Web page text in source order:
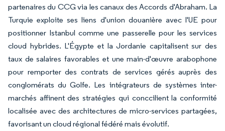
partenaires du CCG via les canaux des Accords d'Abraham. La
Turquie exploite ses liens d'union douanière avec l'UE pour
positionner Istanbul comme une passerelle pour les services
cloud hybrides. L'Égypte et la Jordanie capitalisent sur des
taux de salaires favorables et une main-d'œuvre arabophone
pour remporter des contrats de services gérés auprès des
conglomérats du Golfe. Les intégrateurs de systèmes inter-
marchés affinent des stratégies qui conccilient la conformité
localisée avec des architectures de micro-services partagées,
favorisant un cloud régional fédéré mais évolutif.